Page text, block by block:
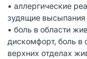
• аллергические
зудящие
• боль в области
дискомфорт, боль в
верхних отделах